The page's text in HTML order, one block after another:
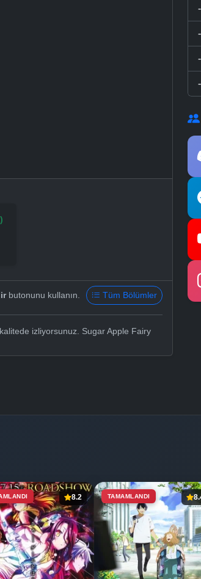
butonunu kullanın. Tüm Bölümler
izliyorsunuz. Sugar Apple Fairy
8.2 TAMAMLANDI